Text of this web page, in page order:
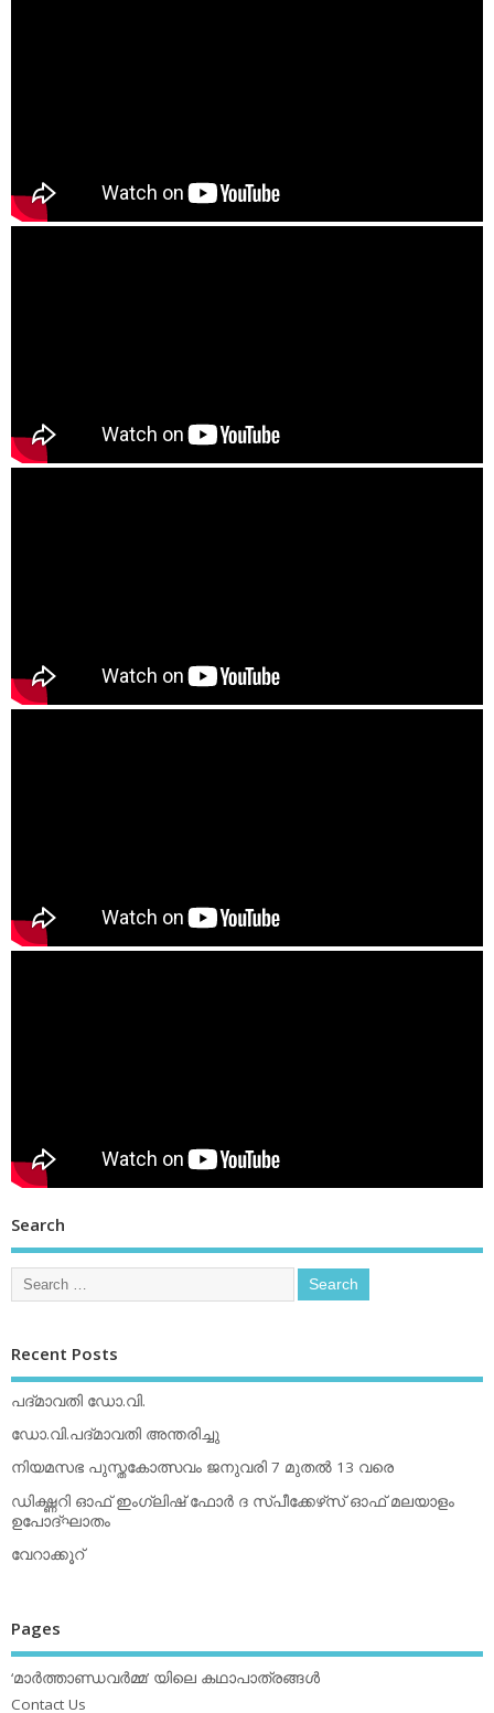
Search
Recent Posts
പദ്മാവതി ഡോ.വി.
ഡോ.വി.പദ്മാവതി അന്തരിച്ചു
നിയമസഭ പുസ്തകോത്സവം ജനുവരി 7 മുതല്‍ 13 വരെ
ഡിക്ഷ്ണറി ഓഫ് ഇംഗ്ലിഷ് ഫോര്‍ ദ സ്പീക്കേഴ്‌സ് ഓഫ് മലയാളം
ഉപോദ്ഘാതം
വേറാക്കൂറ്
Pages
‘മാര്‍ത്താണ്ഡവര്‍മ്മ’ യിലെ കഥാപാത്രങ്ങള്‍
Contact Us